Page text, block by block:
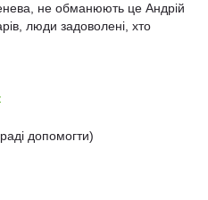
не обманюють це Андрій
люди задоволені, хто
допомогти)